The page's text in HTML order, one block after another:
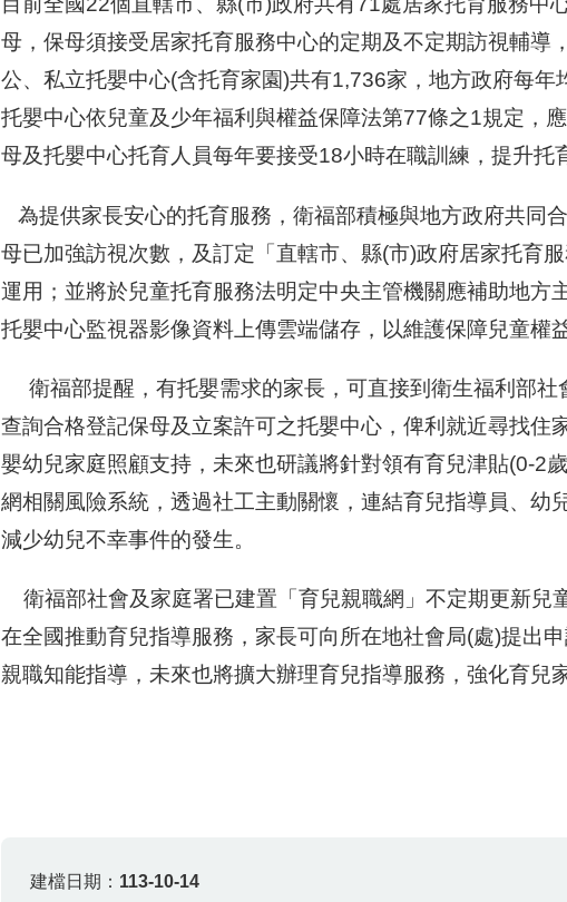
母，保母須接受居家托育服務中心的定期及不定期訪視輔導
公、私立托嬰中心(含托育家園)共有1,736家，地方政府每年
托嬰中心依兒童及少年福利與權益保障法第77條之1規定，
母及托嬰中心托育人員每年要接受18小時在職訓練，提升托
為提供家長安心的托育服務，衛福部積極與地方政府共同
母已加強訪視次數，及訂定「直轄市、縣(市)政府居家托育
運用；並將於兒童托育服務法明定中央主管機關應補助地方
托嬰中心監視器影像資料上傳雲端儲存，以維護保障兒童權益
衛福部提醒，有托嬰需求的家長，可直接到衛生福利部社
查詢合格登記保母及立案許可之托嬰中心，俾利就近尋找住
嬰幼兒家庭照顧支持，未來也研議將針對領有育兒津貼(0-2
網相關風險系統，透過社工主動關懷，連結育兒指導員、幼
減少幼兒不幸事件的發生。
衛福部社會及家庭署已建置「育兒親職網」不定期更新兒
在全國推動育兒指導服務，家長可向所在地社會局(處)提出
親職知能指導，未來也將擴大辦理育兒指導服務，強化育兒
建檔日期： 113-10-14